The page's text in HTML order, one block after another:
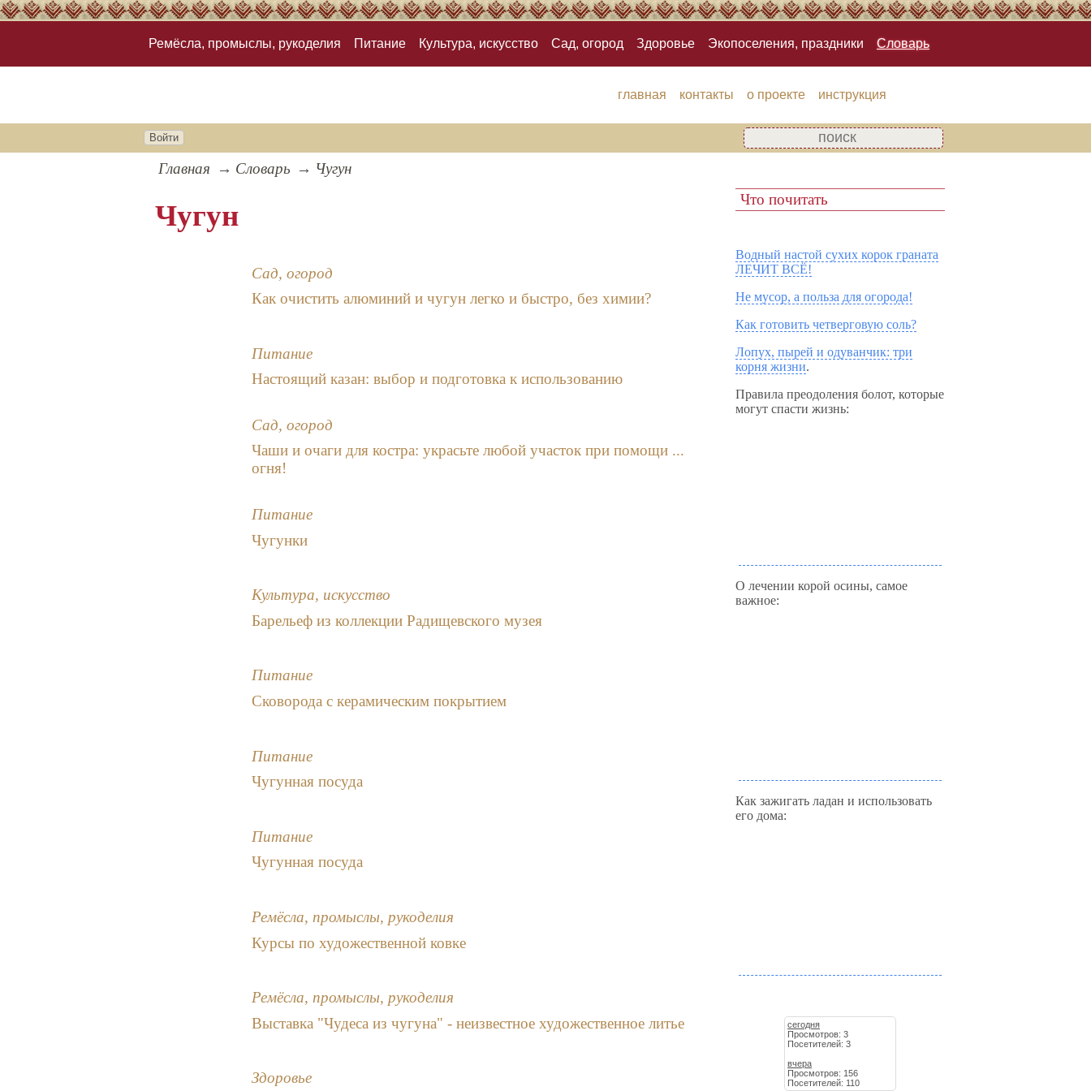
Ремёсла, промыслы, рукоделия Питание Культура, искусство Сад, огород Здоровье Экопоселения, праздники Словарь
главная контакты о проекте инструкция
Войти
Главная Словарь Чугун
Чугун
Сад, огород
Как очистить алюминий и чугун легко и быстро, без химии?
Питание
Настоящий казан: выбор и подготовка к использованию
Сад, огород
Чаши и очаги для костра: украсьте любой участок при помощи ...
огня!
Питание
Чугунки
Культура, искусство
Барельеф из коллекции Радищевского музея
Питание
Сковорода с керамическим покрытием
Питание
Чугунная посуда
Питание
Чугунная посуда
Ремёсла, промыслы, рукоделия
Курсы по художественной ковке
Ремёсла, промыслы, рукоделия
Выставка "Чудеса из чугуна" - неизвестное художественное литье
Здоровье
Что почитать
Водный настой сухих корок граната
ЛЕЧИТ ВСЁ!
Не мусор, а польза для огорода!
Как готовить четверговую соль?
Лопух, пырей и одуванчик: три
корня жизни.
Правила преодоления болот, которые
могут спасти жизнь:
О лечении корой осины, самое
важное:
Как зажигать ладан и использовать
его дома:
сегодня
Просмотров: 3
Посетителей: 3
вчера
Просмотров: 156
Посетителей: 110